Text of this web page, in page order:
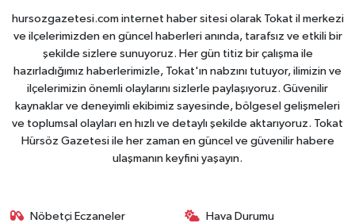
hursozgazetesi.com internet haber sitesi olarak Tokat il merkezi
ve ilçelerimizden en güncel haberleri anında, tarafsız ve etkili bir
şekilde sizlere sunuyoruz. Her gün titiz bir çalışma ile
hazırladığımız haberlerimizle, Tokat'ın nabzını tutuyor, ilimizin ve
ilçelerimizin önemli olaylarını sizlerle paylaşıyoruz. Güvenilir
kaynaklar ve deneyimli ekibimiz sayesinde, bölgesel gelişmeleri
ve toplumsal olayları en hızlı ve detaylı şekilde aktarıyoruz. Tokat
Hürsöz Gazetesi ile her zaman en güncel ve güvenilir habere
ulaşmanın keyfini yaşayın.
Nöbetçi Eczaneler Hava Durumu